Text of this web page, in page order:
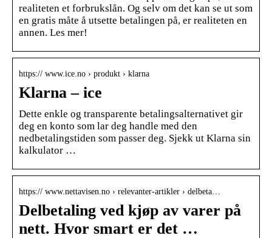
realiteten et forbrukslån. Og selv om det kan se ut som
en gratis måte å utsette betalingen på, er realiteten en
annen. Les mer!
https:// www.ice.no › produkt › klarna
Klarna – ice
Dette enkle og transparente betalingsalternativet gir
deg en konto som lar deg handle med den
nedbetalingstiden som passer deg. Sjekk ut Klarna sin
kalkulator …
https:// www.nettavisen.no › relevanter-artikler › delbeta…
Delbetaling ved kjøp av varer på
nett. Hvor smart er det …